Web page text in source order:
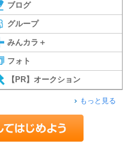
ブログ
グループ
みんカラ＋
フォト
【PR】オークション
もっと見る